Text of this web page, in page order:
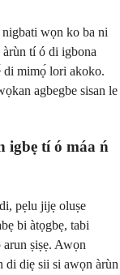
nigbati wọn ko ba ni
tí ó di igbona
di mimọ́ lori akoko.
agbegbe sisan le
igbẹ tí ó máa ń
pẹlu jijẹ oluṣe
bi àtọgbẹ, tabi
ṣiṣẹ. Awọn
diẹ sii si awọn àrùn